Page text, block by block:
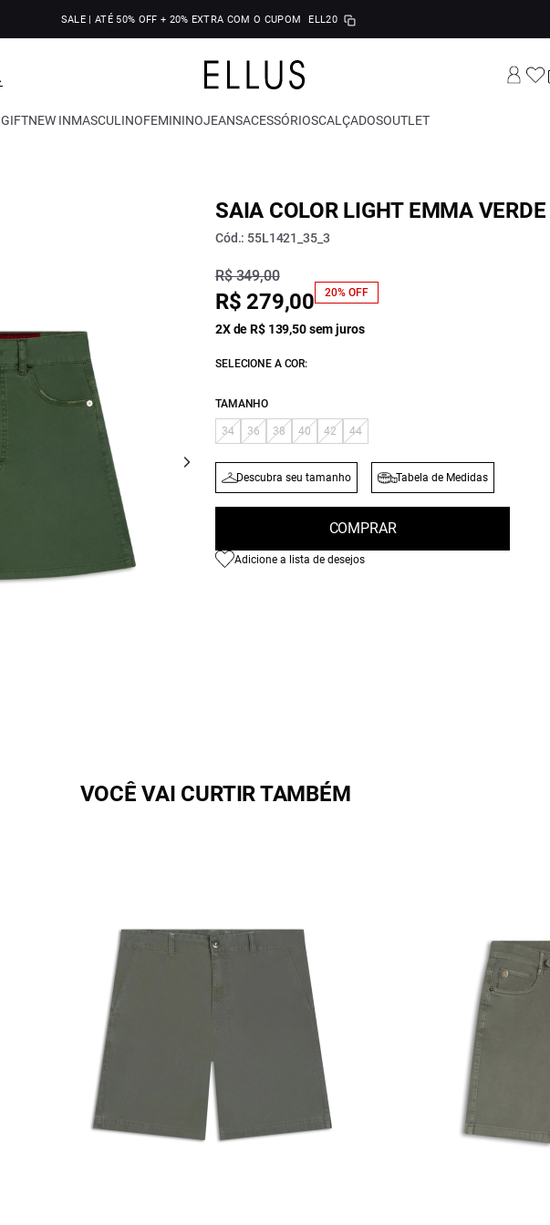
SALE | ATÉ 50% OFF + 20% EXTRA COM O CUPOM ELL20
GIFTNEW INMASCULINOFEMININOJEANSACESSÓRIOSCALÇADOSOUTLET
SAIA COLOR LIGHT EMMA
Cód.: 55L1421_35_3
R$ 349,00
R$ 279,00 20% OFF
2X de R$ 139,50 sem juros
SELECIONE A COR:
TAMANHO
34 36 38 40 42 44
Descubra seu tamanho Tabela de Medidas
COMPRAR
Adicione a lista de desejos
VOCÊ VAI CURTIR TAMBÉM